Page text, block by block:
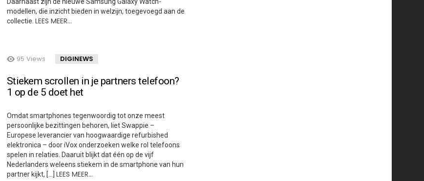
modellen, die inzicht bieden in welzijn, toegevoegd aan de
collectie. LEES MEER…
95 Views DIGINEWS
Stiekem scrollen in je partners telefoon?
1 op de 5 doet het
Omdat smartphones tegenwoordig tot onze meest
persoonlijke bezittingen behoren, liet Swappie –
Europese leverancier van hoogwaardige refurbished
elektronica – door iVox onderzoeken welke rol telefoons
spelen in relaties. Daaruit blijkt dat één op de vijf
Nederlanders weleens stiekem in de smartphone van hun
partner kijkt, […] LEES MEER…